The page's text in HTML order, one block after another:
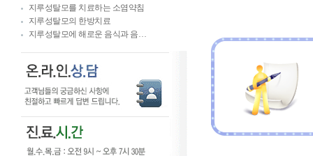
지루성탈모를 치료하는 소염약침
지루성탈모의 한방치료
지루성탈모에 해로운 음식과 음…